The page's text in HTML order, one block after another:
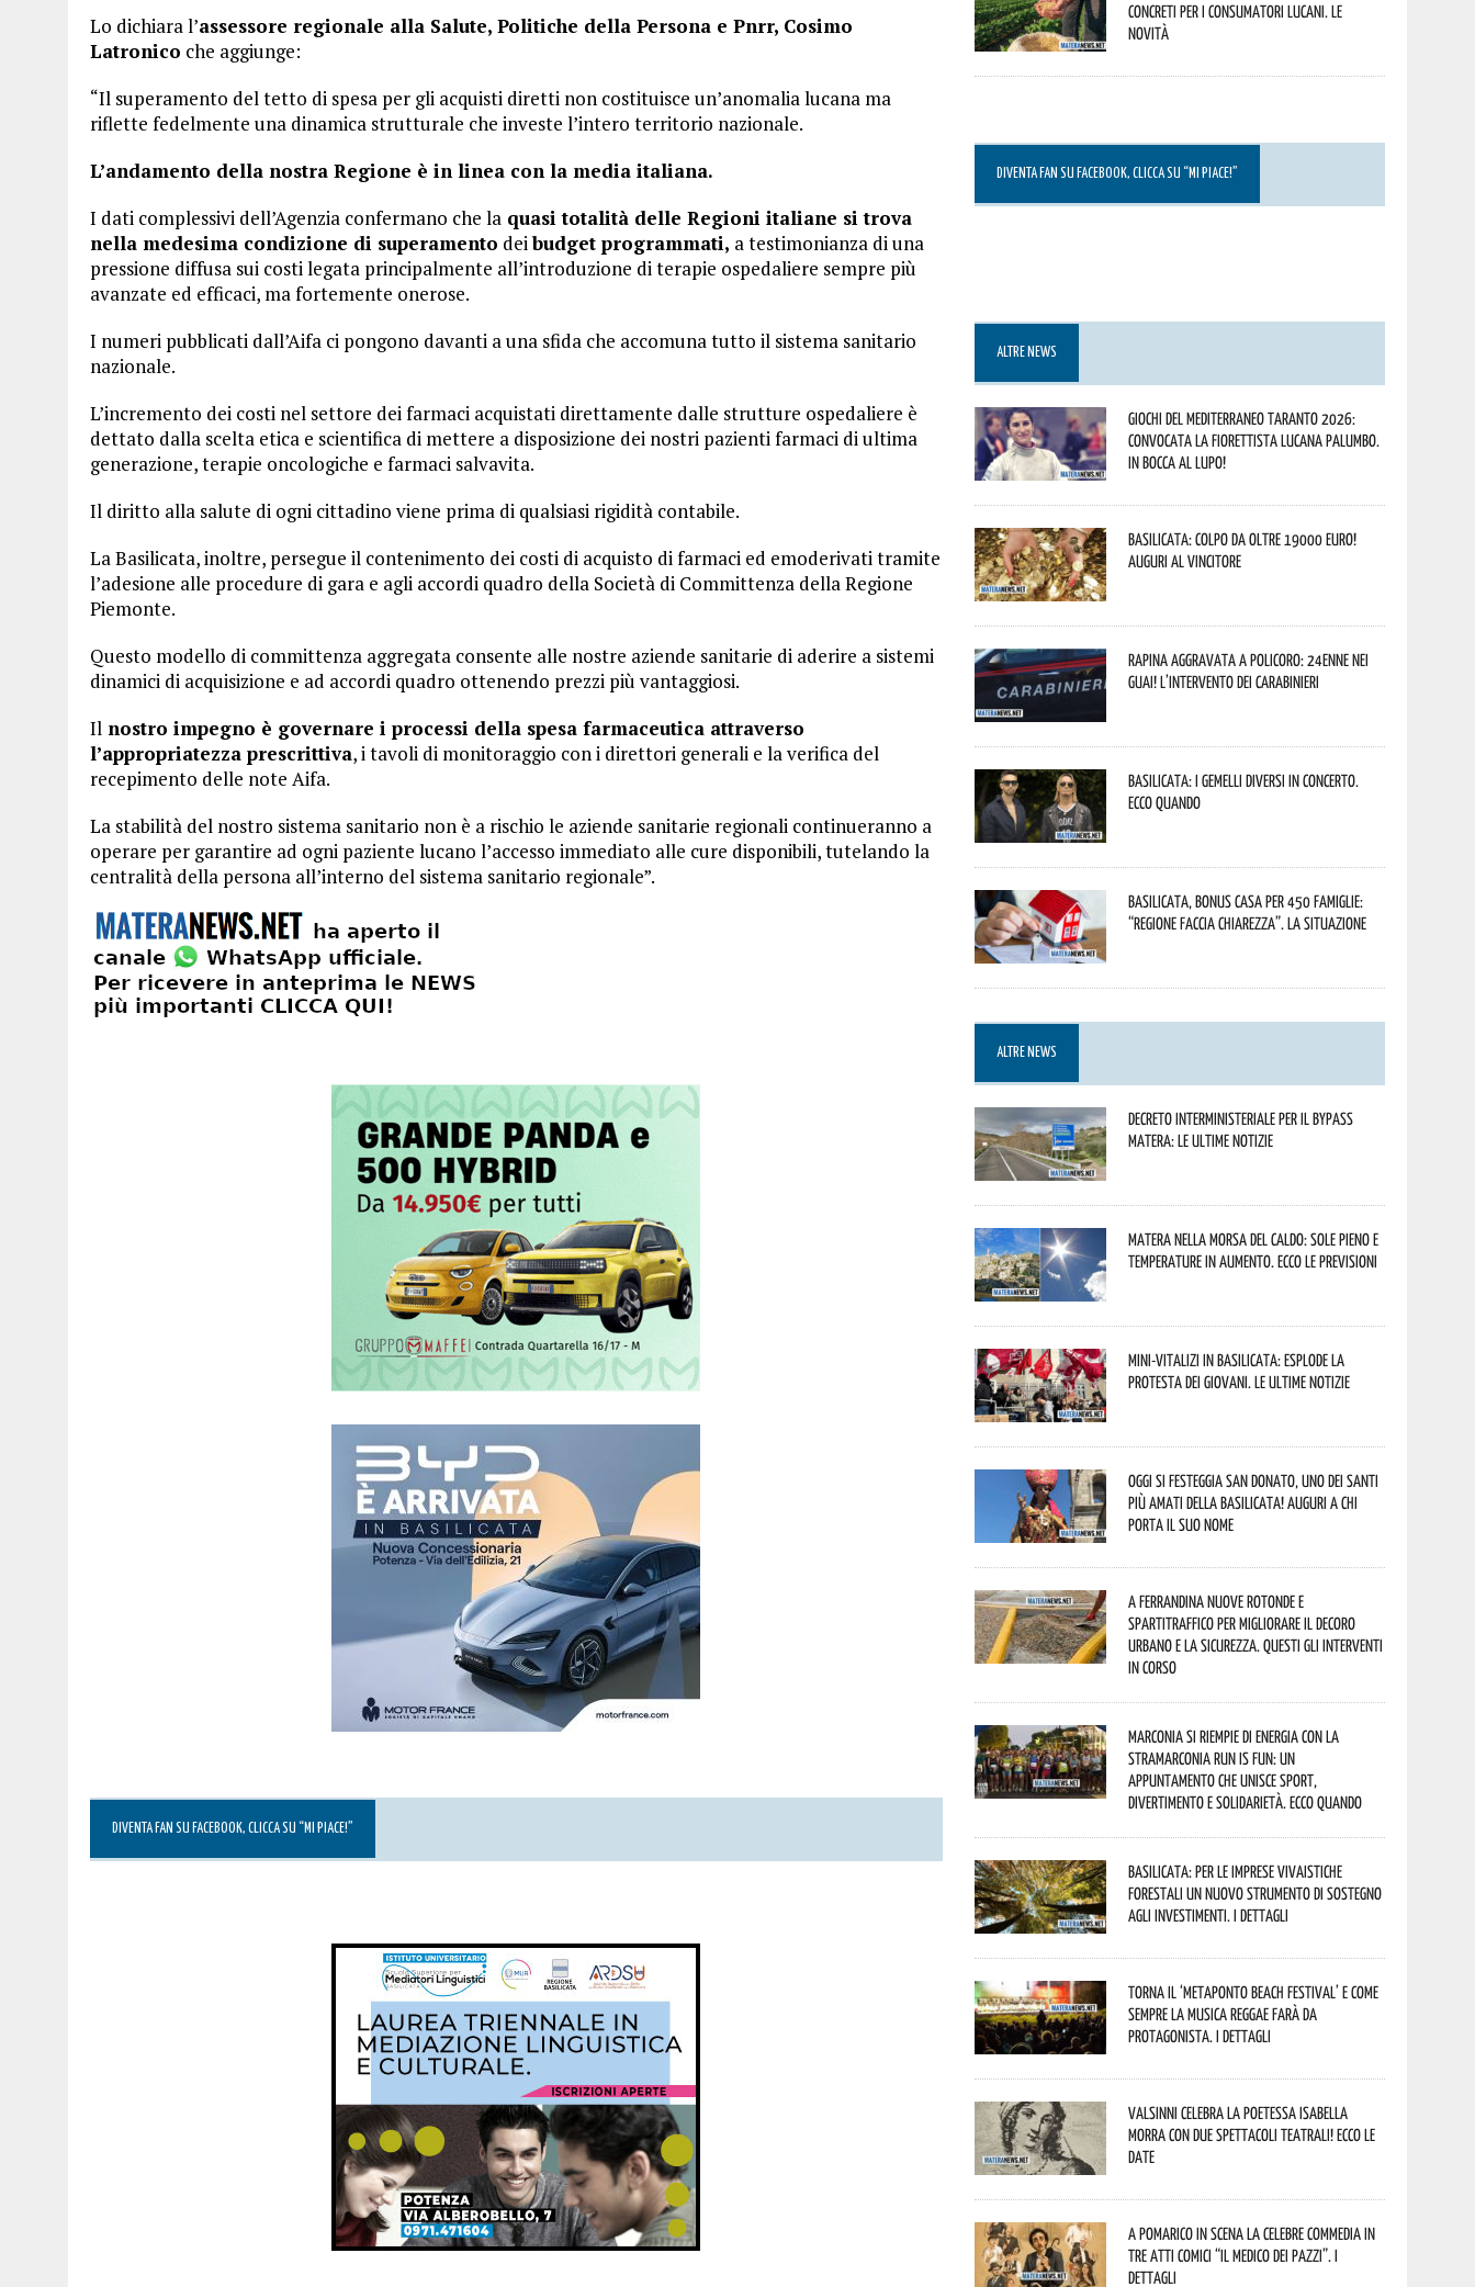
Lo dichiara l’assessore regionale alla Salute, Politiche della Persona e Pnrr, Cosimo
Latronico che aggiunge:
“Il superamento del tetto di spesa per gli acquisti diretti non costituisce un’anomalia lucana ma
riflette fedelmente una dinamica strutturale che investe l’intero territorio nazionale.
L’andamento della nostra Regione è in linea con la media italiana.
I dati complessivi dell’Agenzia confermano che la quasi totalità delle Regioni italiane si trova
nella medesima condizione di superamento deibudget programmati, a testimonianza di una
pressione diffusa sui costi legata principalmente all’introduzione di terapie ospedaliere sempre più
avanzate ed efficaci, ma fortemente onerose.
I numeri pubblicati dall’Aifa ci pongono davanti a una sfida che accomuna tutto il sistema sanitario
nazionale.
L’incremento dei costi nel settore dei farmaci acquistati direttamente dalle strutture ospedaliere è
dettato dalla scelta etica e scientifica di mettere a disposizione dei nostri pazienti farmaci di ultima
generazione, terapie oncologiche e farmaci salvavita.
Il diritto alla salute di ogni cittadino viene prima di qualsiasi rigidità contabile.
La Basilicata, inoltre, persegue il contenimento dei costi di acquisto di farmaci ed emoderivati tramite
l’adesione alle procedure di gara e agli accordi quadro della Società di Committenza della Regione
Piemonte.
Questo modello di committenza aggregata consente alle nostre aziende sanitarie di aderire a sistemi
dinamici di acquisizione e ad accordi quadro ottenendo prezzi più vantaggiosi.
Il nostro impegno è governare i processi della spesa farmaceutica attraverso
l’appropriatezza prescrittiva, i tavoli di monitoraggio con i direttori generali e la verifica del
recepimento delle note Aifa.
La stabilità del nostro sistema sanitario non è a rischio le aziende sanitarie regionali continueranno a
operare per garantire ad ogni paziente lucano l’accesso immediato alle cure disponibili, tutelando la
centralità della persona all’interno del sistema sanitario regionale”.
DIVENTA FAN SU FACEBOOK, CLICCA SU “MI PIACE!”
concreti per i consumatori lucani. Le
novità
DIVENTA FAN SU FACEBOOK, CLICCA SU “MI PIACE!”
ALTRE NEWS
Giochi del Mediterraneo Taranto 2026:
convocata la fiorettista lucana Palumbo.
In bocca al lupo!
Basilicata: colpo da oltre 19000 Euro!
Auguri al vincitore
Rapina aggravata a Policoro: 24enne nei
guai! L’intervento dei Carabinieri
Basilicata: i Gemelli DiVersi in concerto.
Ecco quando
Basilicata, Bonus casa per 450 famiglie:
“Regione faccia chiarezza”. La situazione
ALTRE NEWS
Decreto interministeriale per il Bypass
Matera: le ultime notizie
Matera nella morsa del caldo: sole pieno e
temperature in aumento. Ecco le previsioni
Mini-vitalizi in Basilicata: esplode la
protesta dei giovani. Le ultime notizie
Oggi si festeggia San Donato, uno dei Santi
più amati della Basilicata! Auguri a chi
porta il suo nome
A Ferrandina nuove rotonde e
spartitraffico per migliorare il decoro
urbano e la sicurezza. Questi gli interventi
in corso
Marconia si riempie di energia con la
StraMarconia Run is Fun: un
appuntamento che unisce sport,
divertimento e solidarietà. Ecco quando
Basilicata: per le imprese vivaistiche
forestali un nuovo strumento di sostegno
agli investimenti. I dettagli
Torna il ‘Metaponto beach festival’ e come
sempre la musica reggae farà da
protagonista. I dettagli
Valsinni celebra la poetessa Isabella
Morra con due spettacoli teatrali! Ecco le
date
A Pomarico in scena la celebre commedia in
tre atti comici “Il medico dei pazzi”. I
dettagli